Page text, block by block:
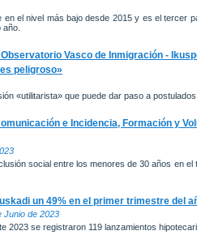
en el nivel más bajo desde 2015 y es el tercer
Vasco de Inmigración -
peligroso»
«utilitarista» que puede dar paso a
e Incidencia, Formación y
social entre los menores de 30 años en
un 49% en el primer trimestre del
Junio de 2023
2023 se registraron 119 lanzamientos